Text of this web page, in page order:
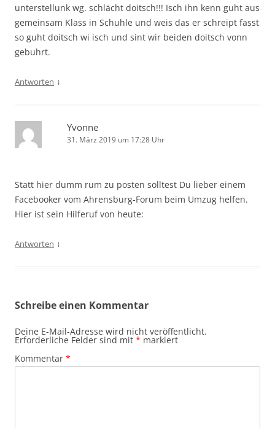
unterstellunk wg. schlächt doitsch!!! Isch ihn kenn guht aus
gemeinsam Klass in Schuhle und weis das er schreipt fasst
so guht doitsch wi isch und sint wir beiden doitsch vonn
gebuhrt.
Antworten ↓
Yvonne
31. März 2019 um 17:28 Uhr
Statt hier dumm rum zu posten solltest Du lieber einem
Facebooker vom Ahrensburg-Forum beim Umzug helfen.
Hier ist sein Hilferuf von heute:
Antworten ↓
Schreibe einen Kommentar
Deine E-Mail-Adresse wird nicht veröffentlicht.
Erforderliche Felder sind mit * markiert
Kommentar *